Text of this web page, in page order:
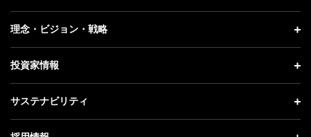
プレスリリース
更新情報
記者説明会
企業情報 トップ
社長メッセージ
事業紹介
理念・ビジョン・戦略
理念・ビジョン・戦略 トップ
成長戦略「Activate AI for Society」
投資家情報
投資家情報 トップ
経営方針
サステナビリティ
サステナビリティ トップ